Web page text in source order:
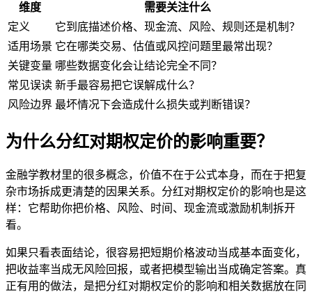
维度
需要关注什么
定义
它到底描述价格、现金流、风险、规则还是机制？
适用场景 它在哪类交易、估值或风控问题里最常出现？
关键变量 哪些数据变化会让结论完全不同？
常见误读 新手最容易把它误解成什么？
风险边界 最坏情况下会造成什么损失或判断错误？
为什么分红对期权定价的影响重要？
金融学教材里的很多概念，价值不在于公式本身，而在于把复
杂市场拆成更清楚的因果关系。分红对期权定价的影响也是这
样：它帮助你把价格、风险、时间、现金流或激励机制拆开
看。
如果只看表面结论，很容易把短期价格波动当成基本面变化，
把收益率当成无风险回报，或者把模型输出当成确定答案。真
正有用的做法，是把分红对期权定价的影响和相关数据放在同